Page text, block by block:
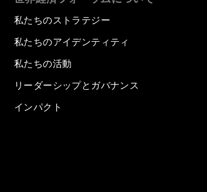
私たちのストラテジー
私たちのアイデンティティ
私たちの活動
リーダーシップとガバナンス
インパクト